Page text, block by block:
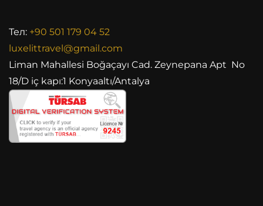
Тел: +90 501 179 04 52
luxelittravel@gmail.com
Liman Mahallesi Boğaçayı Cad. Zeynepana Apt No
18/D iç kapı:1 Konyaaltı/Antalya